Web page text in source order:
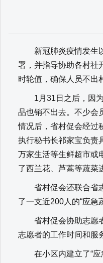
新冠肺炎疫情发生以
署，并指导协助各村社
时轮值，确保人员不出
1月31日之后，因为
品也销不出去。不少会
情况后，省村促会经过
执行秘书长祁家宝负责
万家生活等生鲜超市或
了西兰花、芦蒿等蔬菜
省村促会还联合省志
了一支近200人的“应急
省村促会协助志愿者
志愿者的工作时间和服
在小区内建立了“应